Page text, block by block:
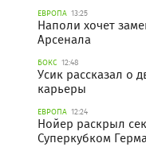
ЕВРОПА 13:25
Наполи хочет
Арсенала
БОКС 12:48
Усик рассказал о
карьеры
ЕВРОПА 12:24
Нойер раскрыл
Суперкубком